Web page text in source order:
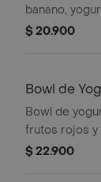
banano,
$ 20.900
Bowl de
Bowl de
frutos rojos y
$ 22.900